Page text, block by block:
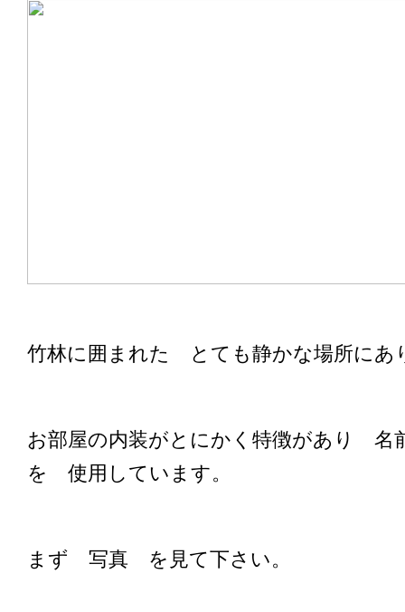
竹林に囲まれた とても静かな場所にあ
お部屋の内装がとにかく特徴があり
を 使用しています。
まず 写真 を見て下さい。